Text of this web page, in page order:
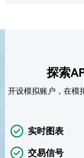
探索
开设模拟账户，在模
实时图表
交易信号